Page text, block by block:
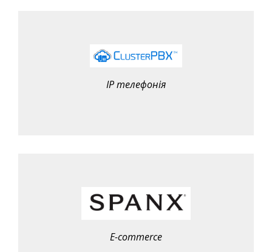
IP телефонія
E-commerce